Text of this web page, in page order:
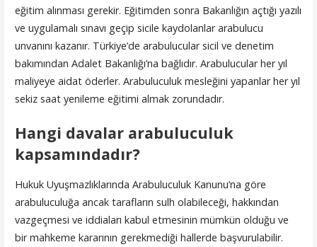
eğitim alınması gerekir. Eğitimden sonra Bakanlığın açtığı yazılı
ve uygulamalı sınavı geçip sicile kaydolanlar arabulucu
unvanını kazanır. Türkiye’de arabulucular sicil ve denetim
bakımından Adalet Bakanlığı’na bağlıdır. Arabulucular her yıl
maliyeye aidat öderler. Arabuluculuk mesleğini yapanlar her yıl
sekiz saat yenileme eğitimi almak zorundadır.
Hangi davalar arabuluculuk
kapsamındadır?
Hukuk Uyuşmazlıklarında Arabuluculuk Kanunu’na göre
arabuluculuğa ancak tarafların sulh olabileceği, hakkından
vazgeçmesi ve iddiaları kabul etmesinin mümkün olduğu ve
bir mahkeme kararının gerekmediği hallerde başvurulabilir.